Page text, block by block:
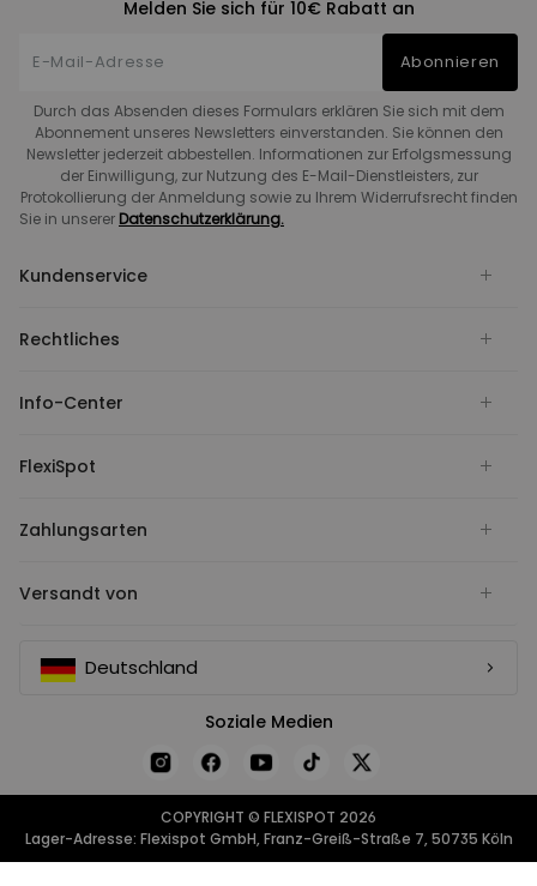
Melden Sie sich für 10€ Rabatt an
Abonnieren
Durch das Absenden dieses Formulars erklären Sie sich mit dem
Abonnement unseres Newsletters einverstanden. Sie können den
Newsletter jederzeit abbestellen. Informationen zur Erfolgsmessung
der Einwilligung, zur Nutzung des E-Mail-Dienstleisters, zur
Protokollierung der Anmeldung sowie zu Ihrem Widerrufsrecht finden
Sie in unserer Datenschutzerklärung.
Kundenservice
Rechtliches
Info-Center
FlexiSpot
Zahlungsarten
Versandt von
Deutschland
Soziale Medien
COPYRIGHT © FLEXISPOT 2026
Lager-Adresse: Flexispot GmbH, Franz-Greiß-Straße 7, 50735 Köln